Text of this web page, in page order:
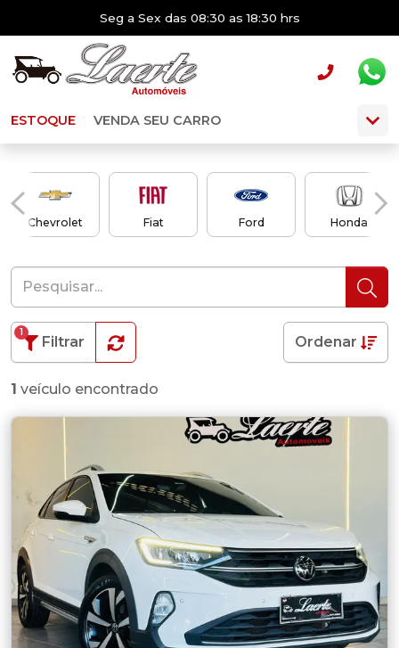
Seg a Sex das 08:30 as 18:30 hrs
ESTOQUE VENDA SEU CARRO
Chevrolet Fiat Ford Honda
Filtrar
1
Ordenar
1 veículo encontrado